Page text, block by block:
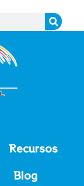
Recursos
Blog